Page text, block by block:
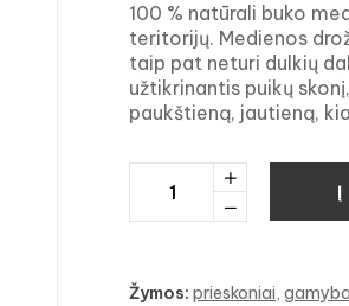
100 % natūrali buko
teritorijų. Medienos
taip pat neturi dulkių
užtikrinantis puikų
paukštieną, jautieną,
Į
Žymos: prieskoniai gamyba